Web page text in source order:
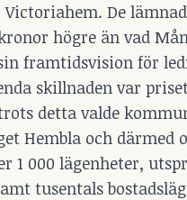
Victoriahem. De
högre än vad
framtidsvision för
skillnaden var
detta valde
Hembla och
1 000 lägenheter,
tusentals